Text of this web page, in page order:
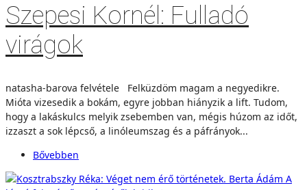
Szepesi Kornél: Fulladó
virágok
natasha-barova felvétele Felküzdöm magam a negyedikre.
Mióta vizesedik a bokám, egyre jobban hiányzik a lift. Tudom,
hogy a lakáskulcs melyik zsebemben van, mégis húzom az időt,
izzaszt a sok lépcső, a linóleumszag és a páfrányok...
Bővebben